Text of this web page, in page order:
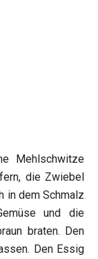
Mehlschwitze
die Zwiebel
in dem Schmalz
und die
braten. Den
Den Essig